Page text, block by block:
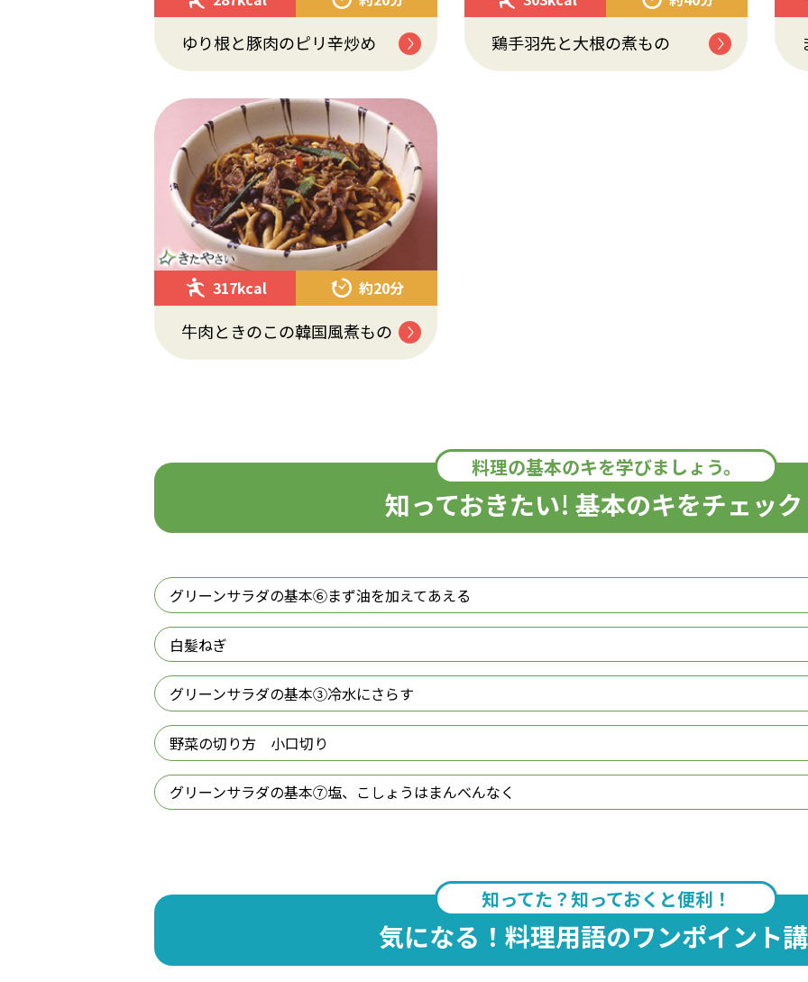
ゆり根と豚肉のピリ辛炒め 鶏手羽先と大根の煮もの
317kcal 約20分
牛肉ときのこの韓国風煮もの
料理の基本のキを学びましょう。
知っておきたい! 基本のキをチェッ
グリーンサラダの基本⑥まず油を加えてあえる
白髪ねぎ
グリーンサラダの基本③冷水にさらす
野菜の切り方 小口切り
グリーンサラダの基本⑦塩、こしょうはまんべんなく
知ってた？知っておくと便利！
気になる！料理用語のワンポイント